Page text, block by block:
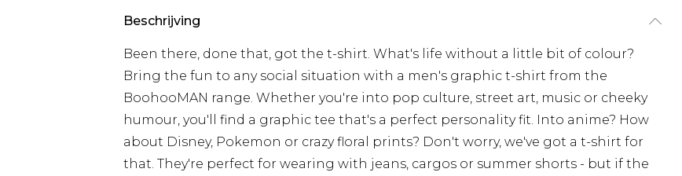
Beschrijving
Been there, done that, got the t-shirt. What's life without a little bit of colour?
Bring the fun to any social situation with a men's graphic t-shirt from the
BoohooMAN range. Whether you're into pop culture, street art, music or cheeky
humour, you'll find a graphic tee that's a perfect personality fit. Into anime? How
about Disney, Pokemon or crazy floral prints? Don't worry, we've got a t-shirt for
that. They're perfect for wearing with jeans, cargos or summer shorts - but if the